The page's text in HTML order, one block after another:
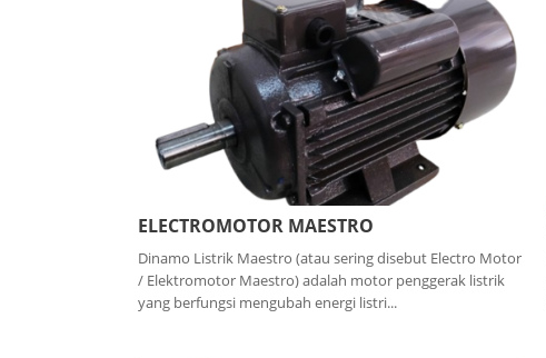
ELECTROMOTOR MAESTRO
Dinamo Listrik Maestro (atau sering disebut Electro Motor
/ Elektromotor Maestro) adalah motor penggerak listrik
yang berfungsi mengubah energi listri...